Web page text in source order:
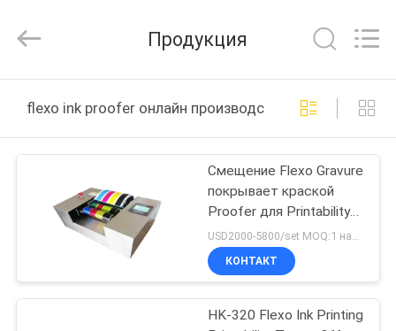
ДОМ
ПРОДУКТЫ
ВИДЕО
НАС
Rights
by
Продукция
flexo ink proofer онлайн производство
Смещение Flexo Gravure
покрывает краской
Proofer для Printability
печатания чернил
USD2000-5800/set MOQ:1 набор
КОНТАКТ
HK-320 Flexo Ink Printing